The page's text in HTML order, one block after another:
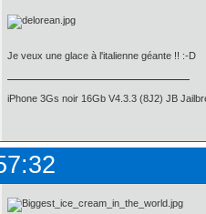
Je veux une glace à l'italienne géante !! :-D
iPhone 3Gs noir 16Gb V4.3.3 (8J2) JB